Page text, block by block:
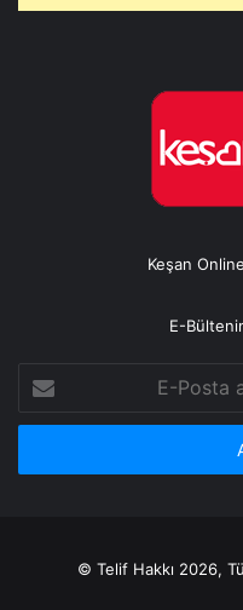
Keşan
E-
Posta
adresinizi
© Telif Hakkı 2026,